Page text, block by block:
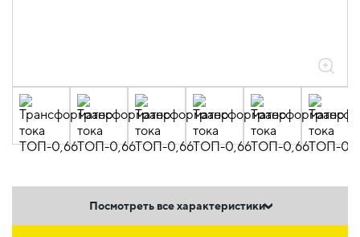
Посмотреть все характеристики